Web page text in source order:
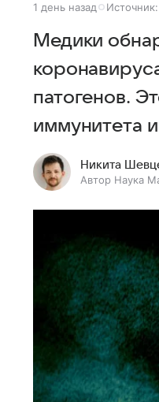
1 день назад Источник:
Медики
патогенов.
иммунитета
Никита
Автор Наука